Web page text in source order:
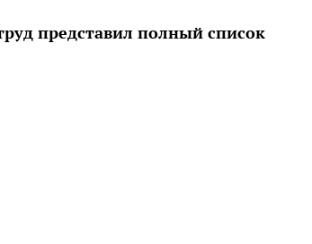
представил полный список